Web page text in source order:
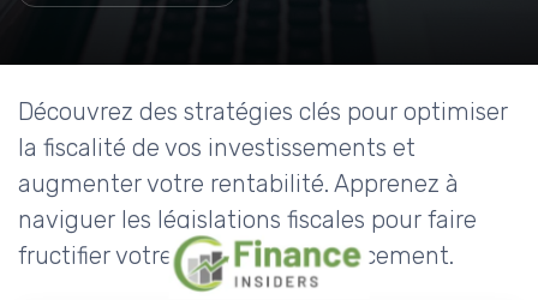
Découvrez des stratégies clés pour optimiser
la fiscalité de vos investissements et
augmenter votre rentabilité. Apprenez à
naviguer les législations fiscales pour faire
fructifier votre patrimoine efficacement.